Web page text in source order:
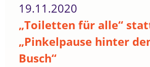
19.11.2020
„Toiletten für alle“
„Pinkelpause hinter
Busch“